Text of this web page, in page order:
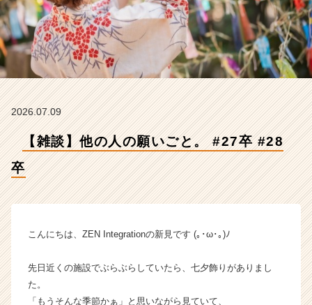
n
t
e
g
r
a
n
の
ン】
ベ
チ
2026.07.09
【雑談】他の人の願いごと。 #27卒 #28
卒
こんにちは、ZEN Integrationの新見です (｡･ω･｡)ﾉ
先日近くの施設でぶらぶらしていたら、七夕飾りがありまし
た。
「もうそんな季節かぁ」と思いながら見ていて、